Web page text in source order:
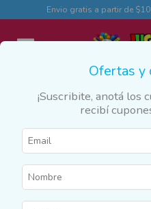
Envio gratis a partir de
Inicio
Granja
Ofertas y
¡Suscribite, anotá los
recibí